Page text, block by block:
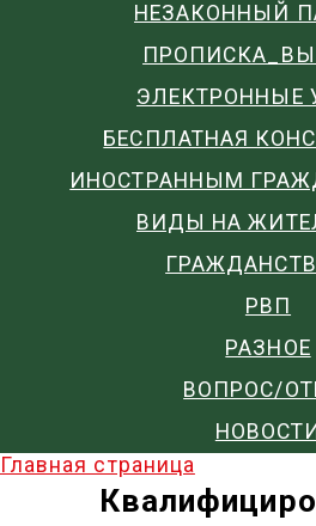
НЕЗАКОННЫЙ
ЭЛЕКТРОННЫЕ
БЕСПЛАТНАЯ
ИНОСТРАННЫМ
ВИДЫ НА
РВП
РАЗНОЕ
ВОПРОС/
НОВОСТИ
Главная страница